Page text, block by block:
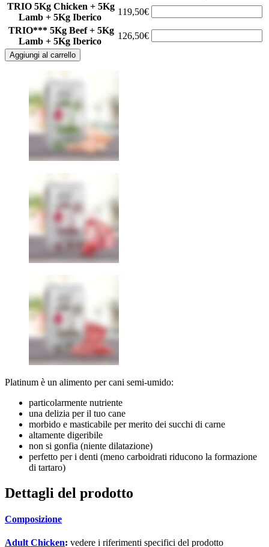
TRIO 5Kg Chicken + 5Kg
Lamb + 5Kg Iberico
119,50€
TRIO*** 5Kg Beef + 5Kg
Lamb + 5Kg Iberico
126,50€
Aggiungi al carrello
Platinum è un alimento per cani semi-umido:
particolarmente nutriente
una delizia per il tuo cane
morbido e masticabile per merito dei succhi di carne
altamente digeribile
non si gonfia (niente dilatazione)
perfetto per i denti (meno carboidrati riducono la formazione
di tartaro)
Dettagli del prodotto
Composizione
Adult Chicken: vedere i riferimenti specifici del prodotto